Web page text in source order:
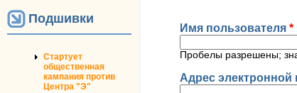
Подшивки
Стартует
общественная
кампания против
Центра "Э"
Имя пользователя *
Пробелы разрешены;
Адрес электронной